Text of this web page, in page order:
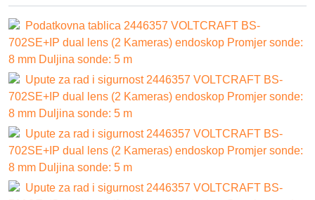
Podatkovna tablica 2446357 VOLTCRAFT BS-
702SE+IP dual lens (2 Kameras) endoskop Promjer sonde:
8 mm Duljina sonde: 5 m
Upute za rad i sigurnost 2446357 VOLTCRAFT BS-
702SE+IP dual lens (2 Kameras) endoskop Promjer sonde:
8 mm Duljina sonde: 5 m
Upute za rad i sigurnost 2446357 VOLTCRAFT BS-
702SE+IP dual lens (2 Kameras) endoskop Promjer sonde:
8 mm Duljina sonde: 5 m
Upute za rad i sigurnost 2446357 VOLTCRAFT BS-